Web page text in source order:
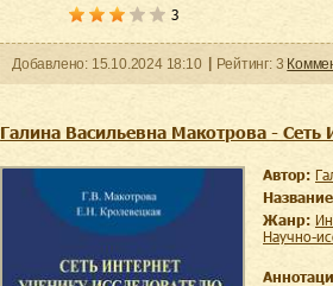
3
Добавленo: 15.10.2024 18:10 Рейтинг: 3
Галина Васильевна Макотрова - Сеть
Автор:
Жанр:
научно-